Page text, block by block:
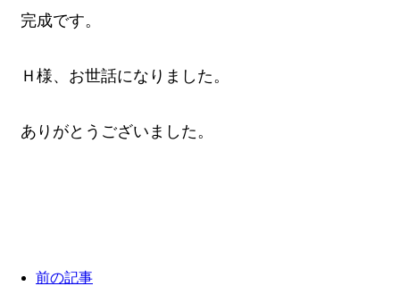
完成です。
Ｈ様、お世話になりました。
ありがとうございました。
前の記事